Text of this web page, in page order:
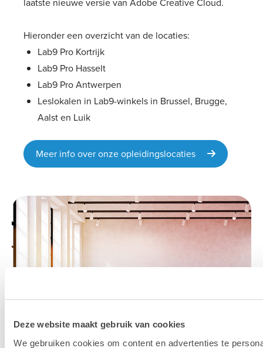
Deze website maakt gebruik van cookies
We gebruiken cookies om content en advertenties te
Hieronder een overzicht van de locaties:
Lab9 Pro Kortrijk
Lab9 Pro Hasselt
Lab9 Pro Antwerpen
Leslokalen in Lab9-winkels in Brussel, Brugge,
Aalst en Luik
Meer info over onze opleidingslocaties